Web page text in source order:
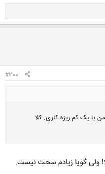
#200
با یک کم ریزه کاری. کلا
ولی گویا زیادم سخت نیست.